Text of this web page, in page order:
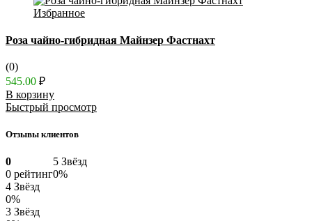
Избранное
Роза чайно-гибридная Майнзер Фастнахт
(0)
545.00 ₽
В корзину
Быстрый просмотр
Отзывы клиентов
0
0 рейтинг
5 Звёзд
0%
4 Звёзд
0%
3 Звёзд